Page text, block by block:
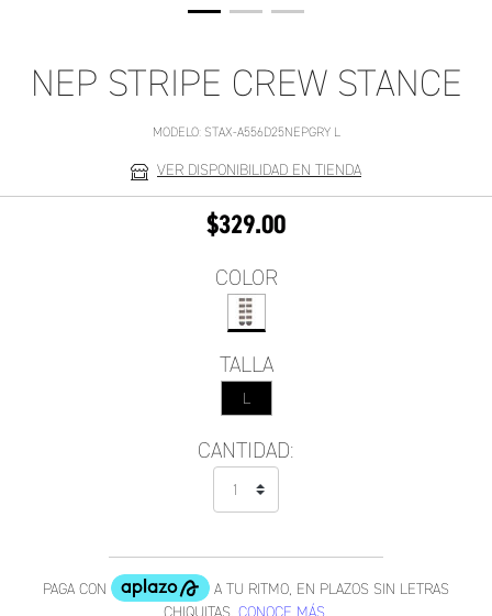
NEP STRIPE CREW STANCE
MODELO: STAX-A556D25NEPGRY L
VER DISPONIBILIDAD EN TIENDA
$329.00
COLOR
TALLA
L
CANTIDAD: